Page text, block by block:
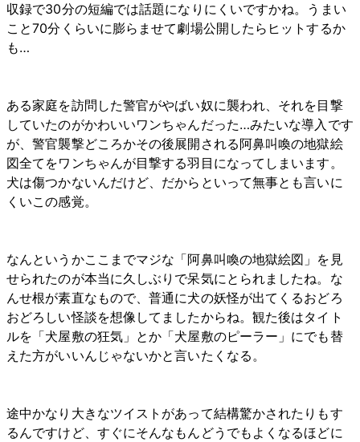
収録で30分の短編では話題になりにくいですかね。うまい
こと70分くらいに膨らませて劇場公開したらヒットするか
も…
ある家庭を訪問した警官がやばい奴に襲われ、それを目撃
していたのがかわいいワンちゃんだった…みたいな導入です
が、警官襲撃どころかその後展開される阿鼻叫喚の地獄絵
図全てをワンちゃんが目撃する羽目になってしまいます。
犬は傷つかないんだけど、だからといって無事とも言いに
くいこの感覚。
なんというかここまでマジな「阿鼻叫喚の地獄絵図」を見
せられたのが本当に久しぶりで呆気にとられましたね。な
んせ根が素直なもので、普通に犬の妖怪が出てくるおどろ
おどろしい怪談を想像してましたからね。観た後はタイト
ルを「犬屋敷の狂気」とか「犬屋敷のピーラー」にでも替
えた方がいいんじゃないかと言いたくなる。
途中かなり大きなツイストがあって結構驚かされたりもす
るんですけど、すぐにそんなもんどうでもよくなるほどに